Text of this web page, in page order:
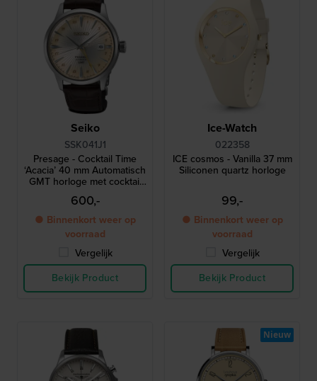
Seiko
SSK041J1
Presage - Cocktail Time
‘Acacia’ 40 mm Automatisch
GMT horloge met cocktail
geïnspireerd ontwerp
600,-
● Binnenkort weer op
voorraad
Vergelijk
Bekijk Product
Ice-Watch
022358
ICE cosmos - Vanilla 37 mm
Siliconen quartz horloge
99,-
● Binnenkort weer op
voorraad
Vergelijk
Bekijk Product
Nieuw